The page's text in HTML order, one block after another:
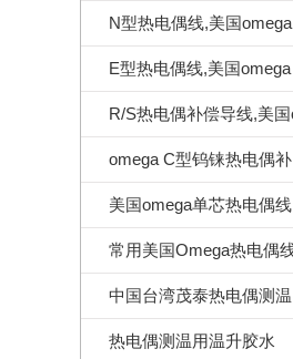
美国omega单芯热电偶线
热电偶测温用温升胶水